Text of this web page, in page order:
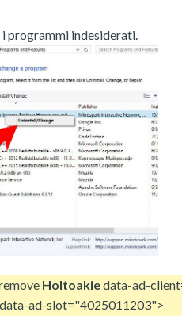
programmi indesiderati.
Holtoakiedata-ad-
ad-slot="4025011203">